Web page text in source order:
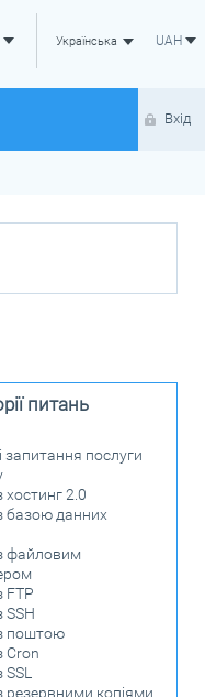
UAH
Українська
Вхід
питань
запитання послуги
хостинг 2.0
базою данних
файловим
FTP
SSH
поштою
Cron
резервними копіями